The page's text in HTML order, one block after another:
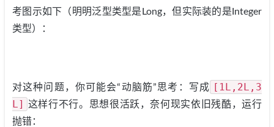
考图示如下（明明泛型类型是Long，但实际装的是Integer
类型）：
对这种问题，你可能会“动脑筋”思考：写成 [1L,2L,3
L]
这样行不行。思想很活跃，奈何现实依旧残酷，运行
抛错：